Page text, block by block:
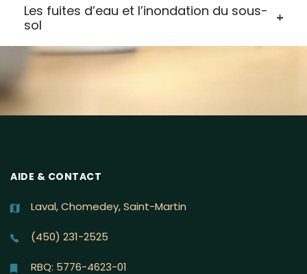
Les fuites d’eau et l’inondation du sous-
sol
AIDE & CONTACT
Laval, Chomedey, Saint-Martin
(450) 231-2525
RBQ: 5776-4623-01